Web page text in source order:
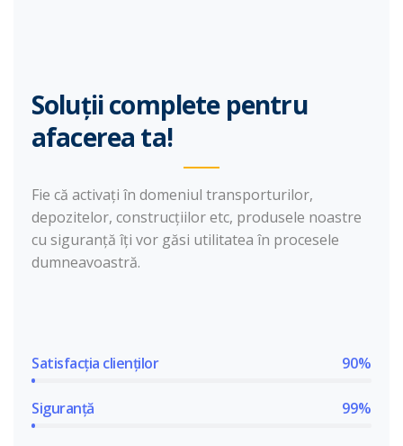
Soluții complete pentru
afacerea ta!
Fie că activați în domeniul transporturilor,
depozitelor, construcțiilor etc, produsele noastre
cu siguranță îți vor găsi utilitatea în procesele
dumneavoastră.
Satisfacția clienților 90%
Siguranță 99%